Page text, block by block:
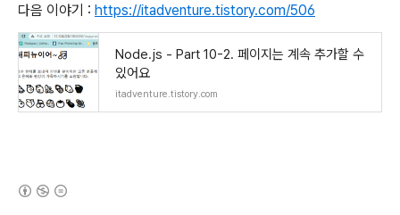
다음 이야기 : https://itadventure.tistory.com/506
Node.js - Part 10-2. 페이지는 계속 추가할 수
있어요
itadventure.tistory.com